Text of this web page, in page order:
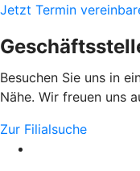
Jetzt Termin
Besuchen Sie uns in
Nähe. Wir freuen uns
Zur Filialsuche